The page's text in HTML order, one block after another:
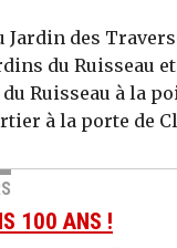
Jardin des
du Ruisseau
Ruisseau à la
à la porte de
100 ANS !